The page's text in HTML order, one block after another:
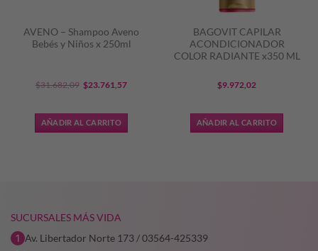
AVENO – Shampoo Aveno
Bebés y Niños x 250ml
$31.682,09 El
original
era:
$23.761,57El
es:
AÑADIR AL CARRITO
BAGOVIT CAPILAR
ACONDICIONADOR
COLOR RADIANTE x350 ML
$9.972,02
AÑADIR AL CARRITO
SUCURSALES MÁS VIDA
Av. Libertador Norte 173 / 03564-425339